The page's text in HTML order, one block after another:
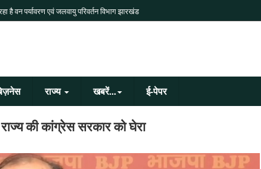
है वन पर्यावरण एवं जलवायु परिवर्तन विभाग झारखंड
राज्य खबरें... ई-पेपर
की कांग्रेस सरकार को घेरा